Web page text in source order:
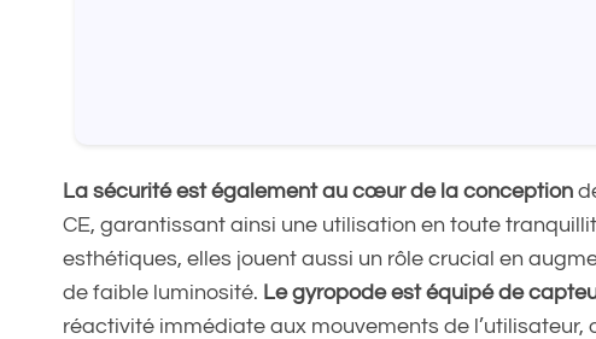
La sécurité est également au cœur de la conception
CE, garantissant ainsi une utilisation en toute
esthétiques, elles jouent aussi un rôle crucial en
de faible luminosité. Le gyropode est équipé de
réactivité immédiate aux mouvements de